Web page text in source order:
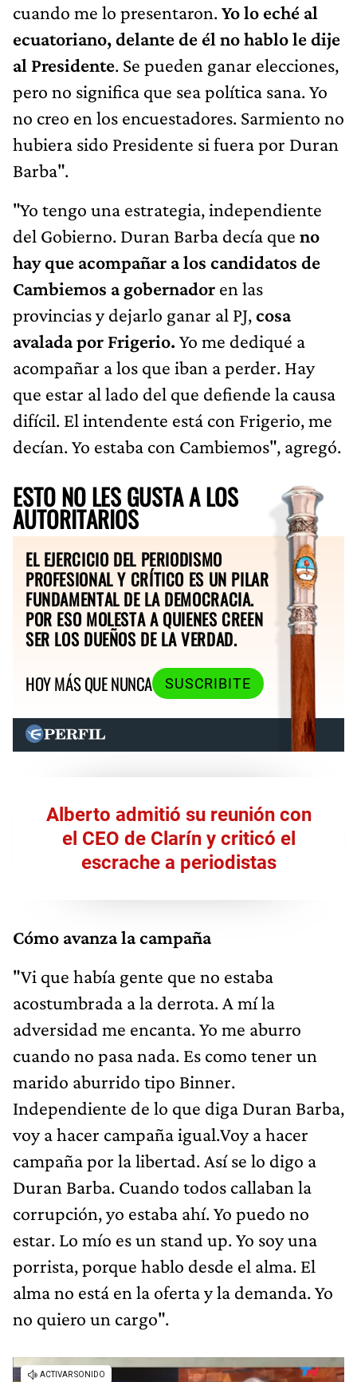
cuando me lo presentaron.Yo lo eché al
ecuatoriano, delante de él no hablo le dije
al Presidente. Se pueden ganar elecciones,
pero no significa que sea política sana. Yo
no creo en los encuestadores. Sarmiento no
hubiera sido Presidente si fuera por Duran
Barba".
"Yo tengo una estrategia, independiente
del Gobierno. Duran Barba decía que no
hay que acompañar a los candidatos de
Cambiemos a gobernador en las
provincias y dejarlo ganar al PJ,cosa
avalada por Frigerio. Yo me dediqué a
acompañar a los que iban a perder. Hay
que estar al lado del que defiende la causa
difícil. El intendente está con Frigerio, me
decían. Yo estaba con Cambiemos", agregó.
ESTO NO LES GUSTA A LOS
AUTORITARIOS
EL EJERCICIO DEL PERIODISMO
PROFESIONAL Y CRÍTICO ES UN PILAR
FUNDAMENTAL DE LA DEMOCRACIA.
POR ESO MOLESTA A QUIENES CREEN
SER LOS DUEÑOS DE LA VERDAD.
HOY MÁS QUE NUNCA
SUSCRIBITE
Alberto admitió su reunión con
el CEO de Clarín y criticó el
escrache a periodistas
Cómo avanza la campaña
"Vi que había gente que no estaba
acostumbrada a la derrota. A mí la
adversidad me encanta. Yo me aburro
cuando no pasa nada. Es como tener un
marido aburrido tipo Binner.
Independiente de lo que diga Duran Barba,
voy a hacer campaña igual.Voy a hacer
campaña por la libertad. Así se lo digo a
Duran Barba. Cuando todos callaban la
corrupción, yo estaba ahí. Yo puedo no
estar. Lo mío es un stand up. Yo soy una
porrista, porque hablo desde el alma. El
alma no está en la oferta y la demanda. Yo
no quiero un cargo".